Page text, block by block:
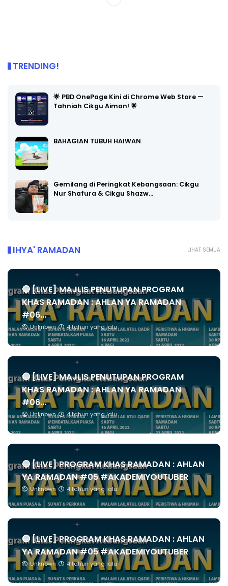
TRENDING!
🌟 PBD OnePage Kini di Chrome Web Store —
Tahniah Cikgu Aiman! 🌟
BAHAGIAN TUBUH HAIWAN
Gemilang di Peringkat Kebangsaan: Cikgu
Nur Shafura & Cikgu Shazw…
LIHAT SEMUA
IHYA' RAMADAN
🔴 [LIVE] MAJLIS PENUTUPAN PROGRAM
KHAS RAMADAN : AHLAN YA RAMADAN
#06...
Unknown 4 tahun yang lalu
🔴 [LIVE] MAJLIS PENUTUPAN PROGRAM
KHAS RAMADAN : AHLAN YA RAMADAN
#06...
Unknown 4 tahun yang lalu
🔴 [LIVE] PROGRAM KHAS RAMADAN : AHLAN
YA RAMADAN #05 #AKADEMIYOUTUBER
Unknown 4 tahun yang lalu
🔴 [LIVE] PROGRAM KHAS RAMADAN : AHLAN
YA RAMADAN #05 #AKADEMIYOUTUBER
Unknown 4 tahun yang lalu